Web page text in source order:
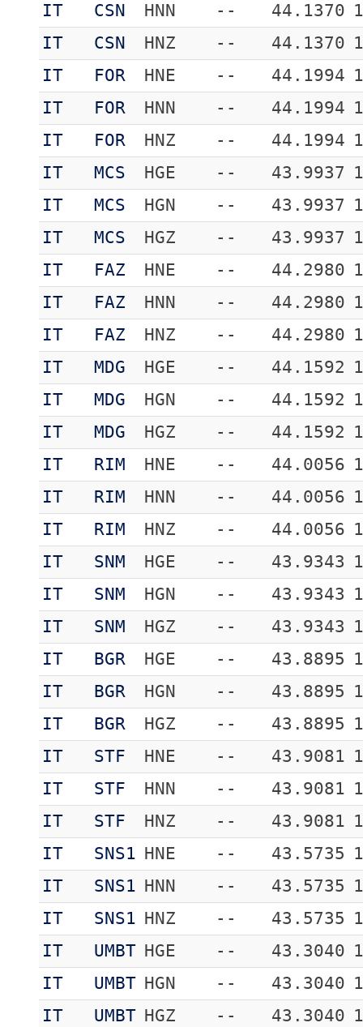
IT
CSN HNN -- 44.1370
IT
CSN HNZ -- 44.1370
IT
FOR HNE -- 44.1994
IT
FOR HNN -- 44.1994
IT
FOR HNZ -- 44.1994
IT
MCS HGE -- 43.9937
IT
MCS HGN -- 43.9937
IT
MCS HGZ -- 43.9937
IT
FAZ HNE -- 44.2980
IT
FAZ HNN -- 44.2980
IT
FAZ HNZ -- 44.2980
IT
MDG HGE -- 44.1592
IT
MDG HGN -- 44.1592
IT
MDG HGZ -- 44.1592
IT
RIM HNE -- 44.0056
IT
RIM HNN -- 44.0056
IT
RIM HNZ -- 44.0056
IT
SNM HGE -- 43.9343
IT
SNM HGN -- 43.9343
IT
SNM HGZ -- 43.9343
IT
BGR HGE -- 43.8895
IT
BGR HGN -- 43.8895
IT
BGR HGZ -- 43.8895
IT
STF HNE -- 43.9081
IT
STF HNN -- 43.9081
IT
STF HNZ -- 43.9081
IT
SNS1 HNE -- 43.5735
IT
SNS1 HNN -- 43.5735
IT
SNS1 HNZ -- 43.5735
IT
UMBT HGE -- 43.3040
IT
UMBT HGN -- 43.3040
IT
UMBT HGZ -- 43.3040